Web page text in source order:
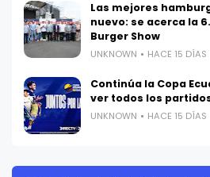
Las mejores
nuevo: se acerca la
Burger Show
UNKNOWN HACE 15 DÍAS
Continúa la Copa
ver todos los
UNKNOWN HACE 15 DÍAS